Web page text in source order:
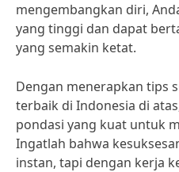
mengembangkan diri,
yang tinggi dan dapat
yang semakin ketat.
Dengan menerapkan tips
terbaik di Indonesia di
pondasi yang kuat untuk
Ingatlah bahwa
instan, tapi dengan kerja